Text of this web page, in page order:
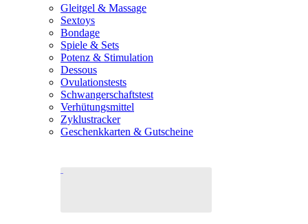
Gleitgel & Massage
Sextoys
Bondage
Spiele & Sets
Potenz & Stimulation
Dessous
Ovulationstests
Schwangerschaftstest
Verhütungsmittel
Zyklustracker
Geschenkkarten & Gutscheine